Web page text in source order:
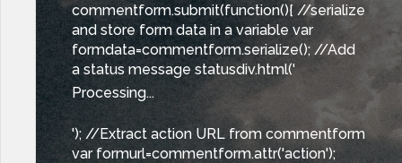
commentform.submit(function(){ //serialize
and store form data in a variable var
formdata=commentform.serialize(); //Add
a status message statusdiv.html('
Processing...
'); //Extract action URL from commentform
var formurl=commentform.attr('action');